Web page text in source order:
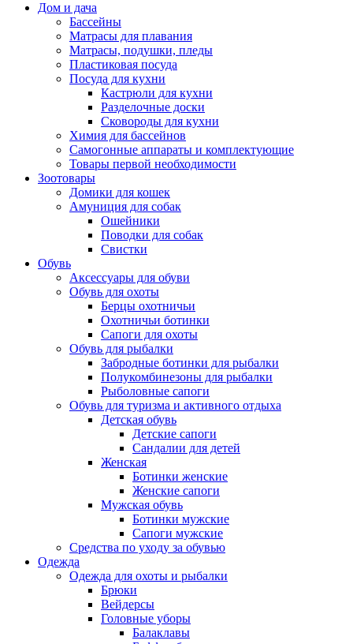
Дом и дача
Бассейны
Матрасы для плавания
Матрасы, подушки, пледы
Пластиковая посуда
Посуда для кухни
Кастрюли для кухни
Разделочные доски
Сковороды для кухни
Химия для бассейнов
Самогонные аппараты и комплектующие
Товары первой необходимости
Зоотовары
Домики для кошек
Амуниция для собак
Ошейники
Поводки для собак
Свистки
Обувь
Аксессуары для обуви
Обувь для охоты
Берцы охотничьи
Охотничьи ботинки
Сапоги для охоты
Обувь для рыбалки
Забродные ботинки для рыбалки
Полукомбинезоны для рыбалки
Рыболовные сапоги
Обувь для туризма и активного отдыха
Детская обувь
Детские сапоги
Сандалии для детей
Женская
Ботинки женские
Женские сапоги
Мужская обувь
Ботинки мужские
Сапоги мужские
Средства по уходу за обувью
Одежда
Одежда для охоты и рыбалки
Брюки
Вейдерсы
Головные уборы
Балаклавы